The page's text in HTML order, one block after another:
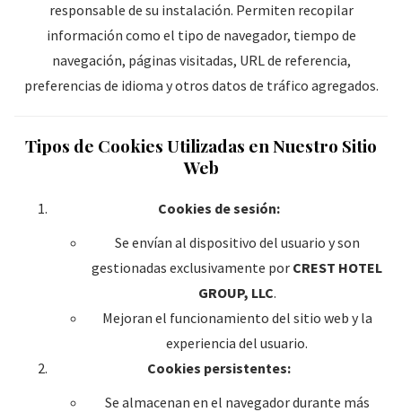
responsable de su instalación. Permiten recopilar
información como el tipo de navegador, tiempo de
navegación, páginas visitadas, URL de referencia,
preferencias de idioma y otros datos de tráfico agregados.
Tipos de Cookies Utilizadas en Nuestro Sitio
Web
Cookies de sesión:
Se envían al dispositivo del usuario y son
gestionadas exclusivamente por CREST HOTEL
GROUP, LLC.
Mejoran el funcionamiento del sitio web y la
experiencia del usuario.
Cookies persistentes:
Se almacenan en el navegador durante más